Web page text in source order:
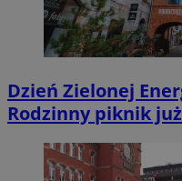
Dzień Zielonej
Rodzinny piknik